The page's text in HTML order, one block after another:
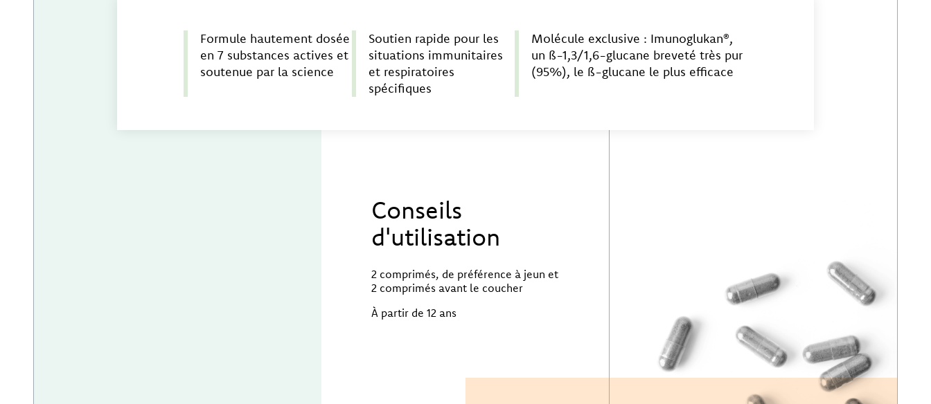
Formule hautement dosée
en 7 substances actives et
soutenue par la science
Soutien rapide pour les
situations immunitaires
et respiratoires
spécifiques
Molécule exclusive : Imunoglukan®,
un ß-1,3/1,6-glucane breveté très pur
(95%), le ß-glucane le plus efficace
Conseils
d'utilisation
2 comprimés, de préférence à jeun et
2 comprimés avant le coucher
À partir de 12 ans